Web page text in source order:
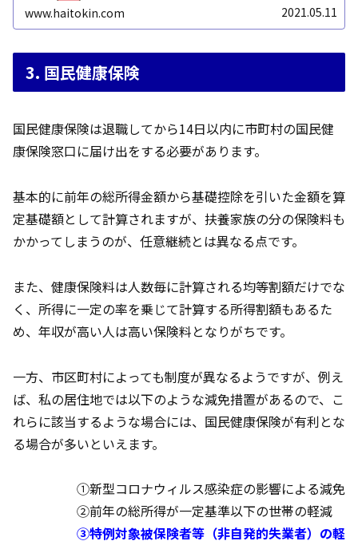
www.haitokin.com 2021.05.11
3. 国民健康保険
国民健康保険は退職してから14日以内に市町村の国民健
康保険窓口に届け出をする必要があります。
基本的に前年の総所得金額から基礎控除を引いた金額を算
定基礎額として計算されますが、扶養家族の分の保険料も
かかってしまうのが、任意継続とは異なる点です。
また、健康保険料は人数毎に計算される均等割額だけでな
く、所得に一定の率を乗じて計算する所得割額もあるた
め、年収が高い人は高い保険料となりがちです。
一方、市区町村によっても制度が異なるようですが、例え
ば、私の居住地では以下のような減免措置があるので、こ
れらに該当するような場合には、国民健康保険が有利とな
る場合が多いといえます。
①新型コロナウィルス感染症の影響による減免
②前年の総所得が一定基準以下の世帯の軽減
③特例対象被保険者等（非自発的失業者）の軽